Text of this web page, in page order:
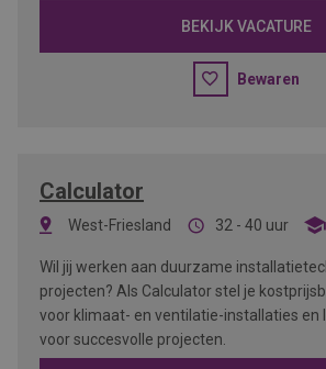
BEKIJK VACATURE
Bewaren
Calculator
West-Friesland 32 - 40 uur
Wil jij werken aan duurzame
projecten? Als Calculator stel je
voor klimaat- en ventilatie-installaties en
voor succesvolle projecten.